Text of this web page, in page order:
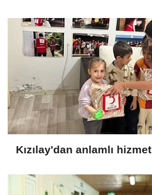
Kızılay'dan anlamlı hizmet